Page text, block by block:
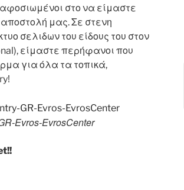
στο να είμαστε
αποστολή μας. Σε στενη
σελιδων του είδους του στον
είμαστε περήφανοι που
για όλα τα τοπικά,
Evros-EvrosCenter